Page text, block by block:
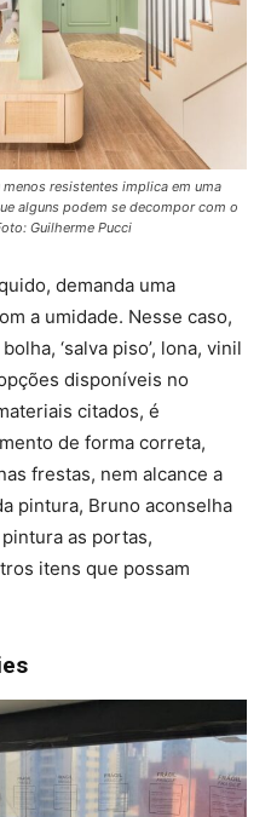
resistentes implica em uma
alguns podem se decompor com o
Guilherme Pucci
demanda uma
a umidade. Nesse caso,
‘salva piso’, lona, vinil
disponíveis no
citados, é
de forma correta,
frestas, nem alcance a
pintura, Bruno aconselha
as portas,
itens que possam